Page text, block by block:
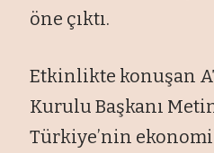
öne çıktı.
Etkinlikte konuşan
Kurulu Başkanı
Türkiye’nin